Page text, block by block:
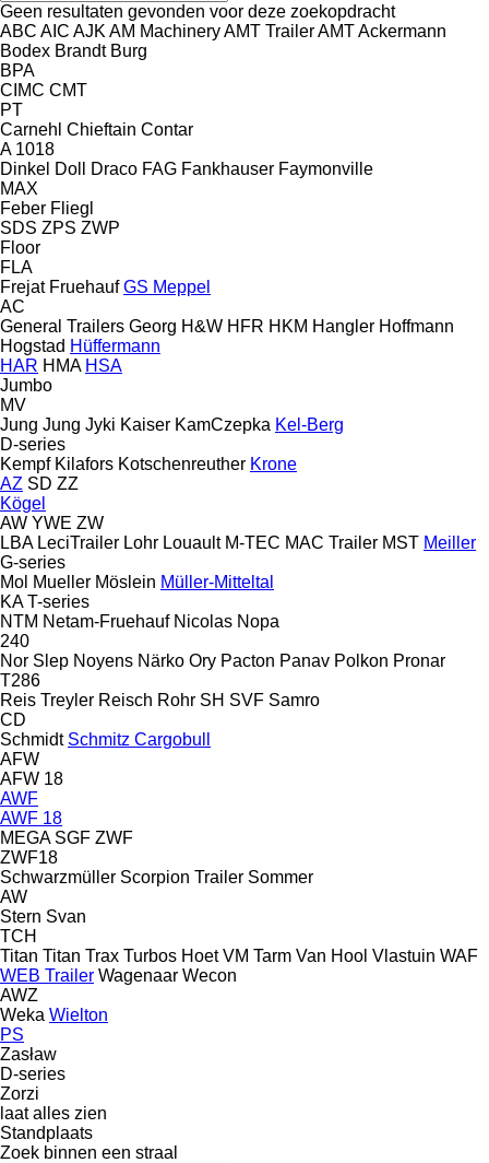
Geen resultaten gevonden voor deze zoekopdracht
ABC AIC AJK AM MachineryAMT TrailerAMTAckermann
Bodex Brandt Burg
BPA
CIMC CMT
PT
Carnehl Chieftain Contar
A 1018
Dinkel Doll Draco FAG Fankhauser Faymonville
MAX
Feber Fliegl
SDS ZPS ZWP
Floor
FLA
Frejat Fruehauf GS Meppel
AC
General Trailers Georg H&W HFR HKM Hangler Hoffmann
Hogstad Hüffermann
HAR HMA HSA
Jumbo
MV
Jung Jung Jyki Kaiser KamCzepka Kel-Berg
D-series
Kempf Kilafors Kotschenreuther Krone
AZ SD ZZ
Kögel
AW YWE ZW
LBA LeciTrailer Lohr Louault M-TEC MAC Trailer MST Meiller
G-series
Mol Mueller Möslein Müller-Mitteltal
KA T-series
NTM Netam-Fruehauf Nicolas Nopa
240
Nor Slep Noyens Närko Ory Pacton Panav Polkon Pronar
T286
Reis Treyler Reisch Rohr SH SVF Samro
CD
Schmidt Schmitz Cargobull
AFW
AFW 18
AWF
AWF 18
MEGA SGF ZWF
ZWF18
Schwarzmüller Scorpion Trailer Sommer
AW
Stern Svan
TCH
Titan Titan Trax Turbos Hoet VM Tarm Van Hool Vlastuin WAF
WEB Trailer Wagenaar Wecon
AWZ
Weka Wielton
PS
Zasław
D-series
Zorzi
laat alles zien
Standplaats
Zoek binnen een straal